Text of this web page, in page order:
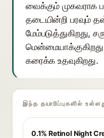
வைக்கும் முகவராக
தடையின்றி பரவும்
மேம்படுத்துகிறது,
கரைக்க உதவுகிறது.
இந்த தயாரிப்புகளில்
0.1% Retinol Night